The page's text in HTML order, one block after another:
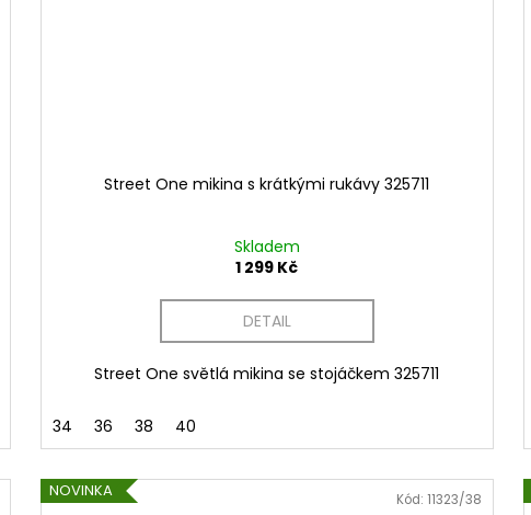
Street One mikina s krátkými rukávy 325711
Skladem
1 299 Kč
DETAIL
Street One světlá mikina se stojáčkem 325711
34 36 38 40
NOVINKA Kód:11323/38